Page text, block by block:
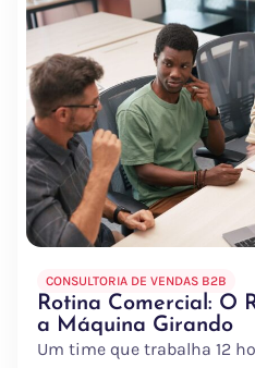
CONSULTORIA DE VENDAS B2B
Rotina Comercial: O
a Máquina Girando
Um time que trabalha 12